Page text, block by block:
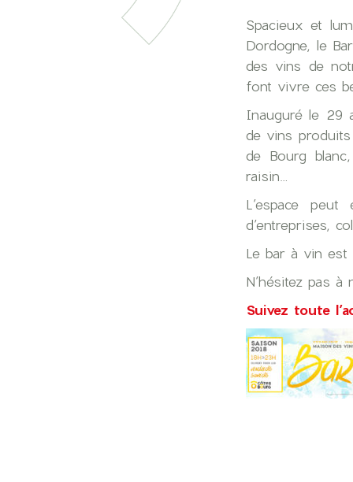
Spacieux et
Dordogne, le
des vins de
font vivre ces
Inauguré le 29
de vins
de Bourg
raisin…
L’espace
d’entreprises,
Le bar à vin est
N’hésitez pas
Suivez toute